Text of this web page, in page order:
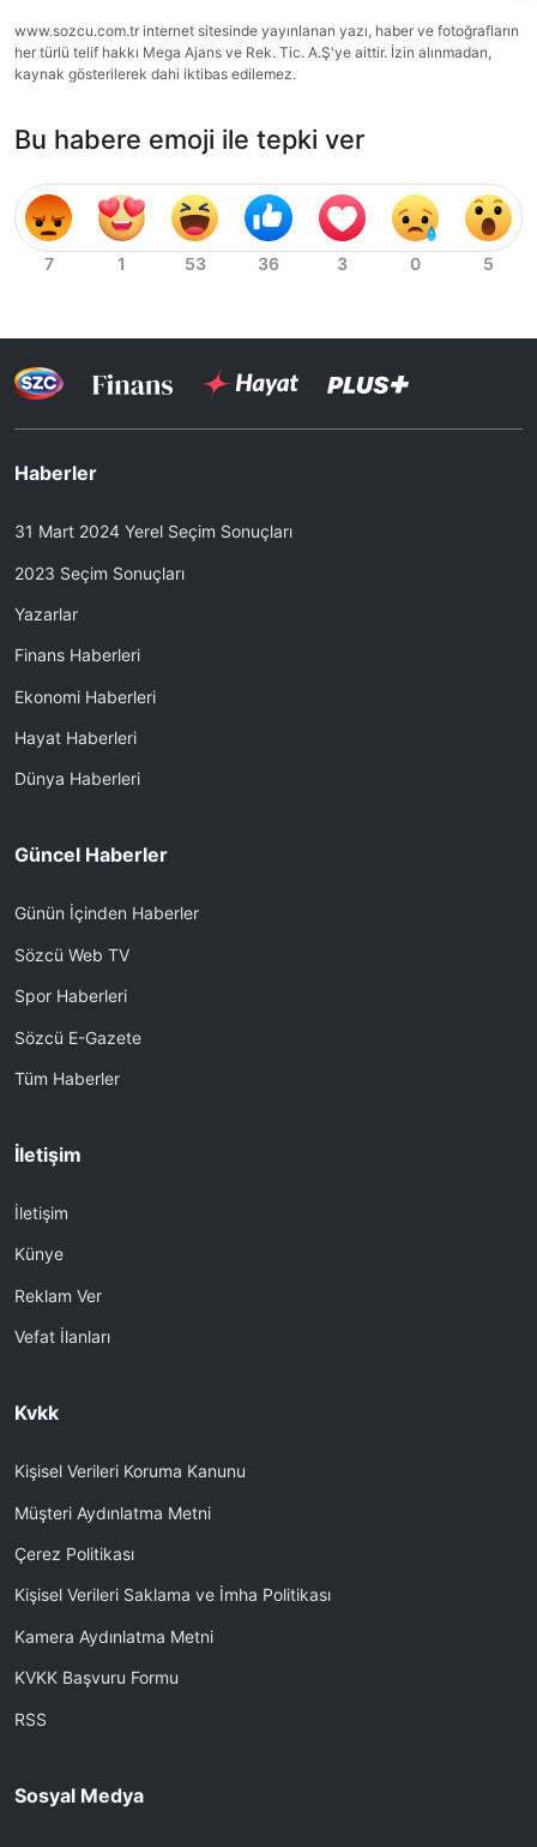
www.sozcu.com.tr internet sitesinde yayınlanan yazı, haber ve fotoğrafların
her türlü telif hakkı Mega Ajans ve Rek. Tic. A.Ş'ye aittir. İzin alınmadan,
kaynak gösterilerek dahi iktibas edilemez.
Bu habere emoji ile tepki ver
Haberler
31 Mart 2024 Yerel Seçim Sonuçları
2023 Seçim Sonuçları
Yazarlar
Finans Haberleri
Ekonomi Haberleri
Hayat Haberleri
Dünya Haberleri
Güncel Haberler
Günün İçinden Haberler
Sözcü Web TV
Spor Haberleri
Sözcü E-Gazete
Tüm Haberler
İletişim
İletişim
Künye
Reklam Ver
Vefat İlanları
Kvkk
Kişisel Verileri Koruma Kanunu
Müşteri Aydınlatma Metni
Çerez Politikası
Kişisel Verileri Saklama ve İmha Politikası
Kamera Aydınlatma Metni
KVKK Başvuru Formu
RSS
Sosyal Medya